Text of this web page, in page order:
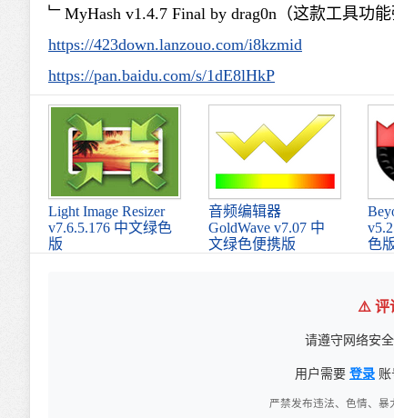
﹂MyHash v1.4.7 Final by drag0n（这款工具功能
https://423down.lanzouo.com/i8kzmid
https://pan.baidu.com/s/1dE8lHkP
Light Image Resizer
v7.6.5.176 中文绿色
版
音频编辑器
GoldWave v7.07 中
文绿色便携版
色
⚠️ 评
请遵守网络安
用户需要 登录 账
严禁发布违法、色情、暴